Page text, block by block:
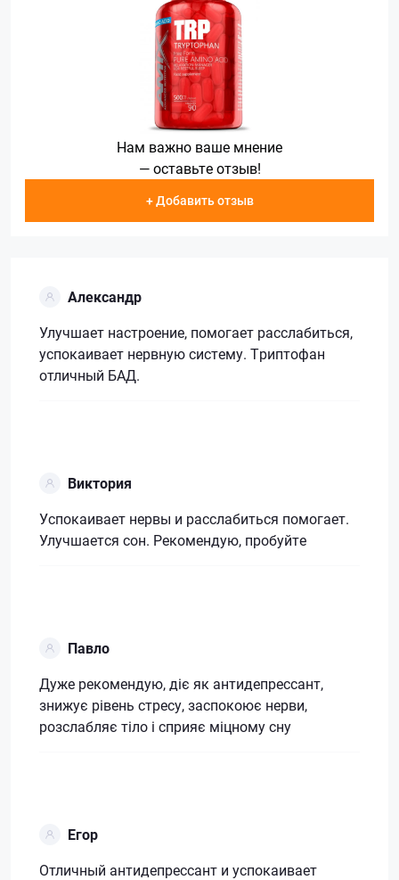
Нам важно ваше мнение
— оставьте отзыв!
+ Добавить отзыв
Александр
Улучшает настроение, помогает расслабиться,
успокаивает нервную систему. Триптофан
отличный БАД.
Виктория
Успокаивает нервы и расслабиться помогает.
Улучшается сон. Рекомендую, пробуйте
Павло
Дуже рекомендую, діє як антидепрессант,
знижує рівень стресу, заспокоює нерви,
розслабляє тіло і сприяє міцному сну
Егор
Отличный антидепрессант и успокаивает